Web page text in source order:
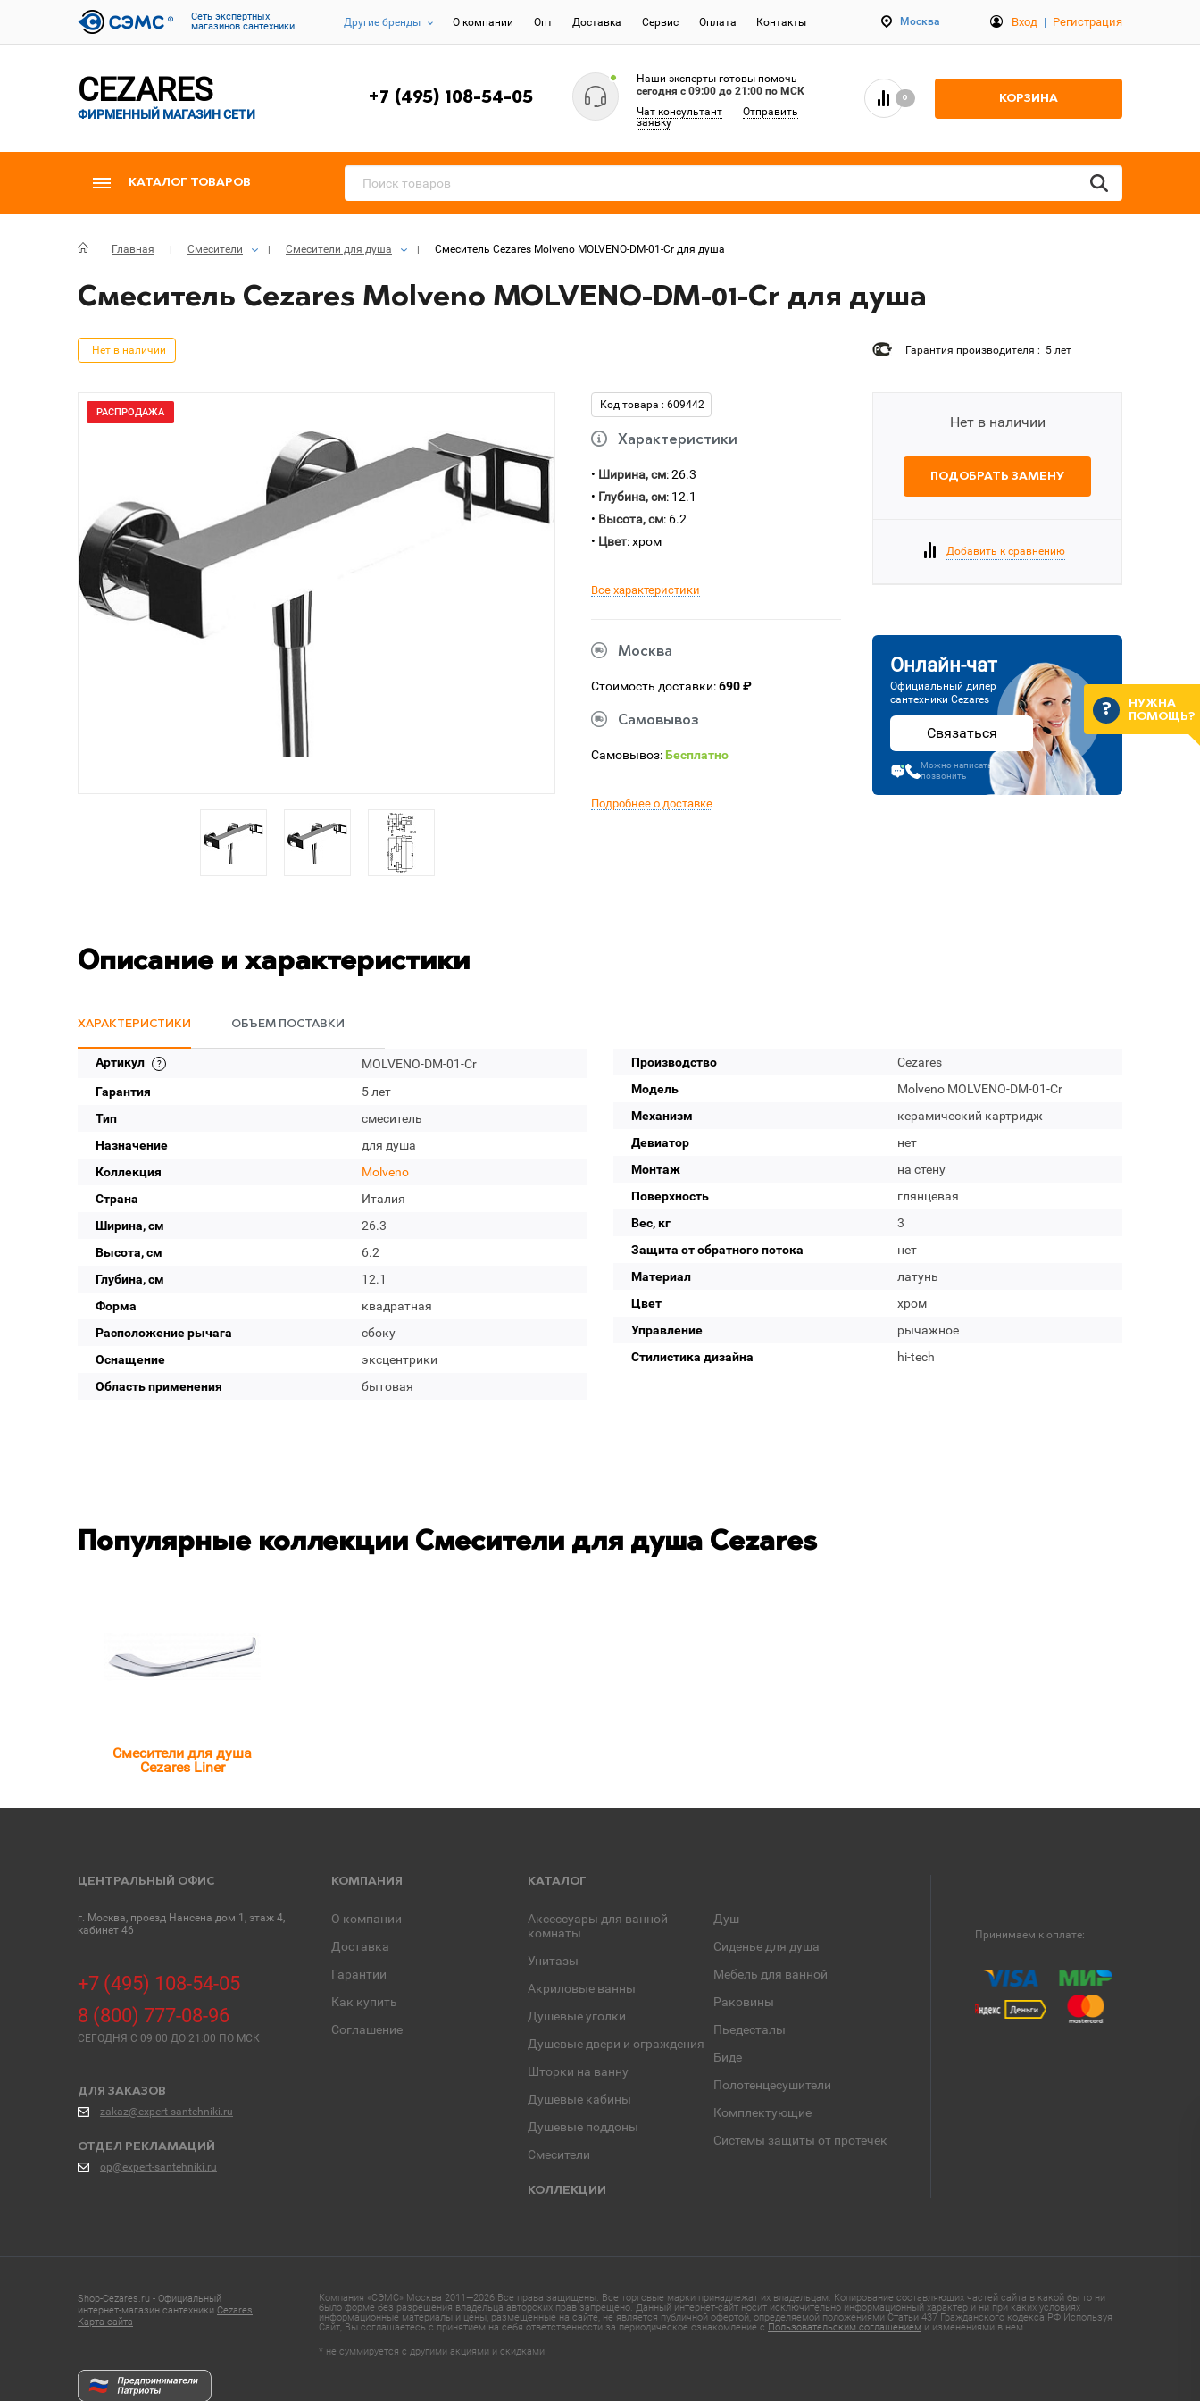
Cеть экспертных
магазинов сантехники
Другие бренды О компании Опт Доставка Сервис Оплата Контакты Москва Вход | Регистрация
CEZARES
ФИРМЕННЫЙ МАГАЗИН СЕТИ
+7 (495) 108-54-05
Наши эксперты готовы помочь
сегодня c 09:00 до 21:00 по МСК
Чат консультант
Отправить
заявку
0 КОРЗИНА
КАТАЛОГ ТОВАРОВ
Главная Смесители Смесители для душа Смеситель Cezares Molveno MOLVENO-DM-01-Cr для душа
Смеситель Cezares Molveno MOLVENO-DM-01-Cr для душа
Нет в наличии Гарантия производителя : 5 лет
РАСПРОДАЖА
Код товара : 609442
Характеристики
• Ширина, см: 26.3
• Глубина, см: 12.1
• Высота, см: 6.2
• Цвет: хром
Все характеристики
Москва
Стоимость доставки:690 ₽
Самовывоз
Самовывоз:Бесплатно
Подробнее о доставке
Нет в наличии
ПОДОБРАТЬ ЗАМЕНУ
Добавить к сравнению
Онлайн-чат
Официальный дилер
сантехники Cezares
Связаться
Можно написать или
позвонить
Описание и характеристики
ХАРАКТЕРИСТИКИ ОБЪЕМ ПОСТАВКИ
Артикул
MOLVENO-DM-01-Cr
Гарантия
5 лет
Тип
смеситель
Назначение
для душа
Коллекция
Molveno
Страна
Италия
Ширина, см
26.3
Высота, см
6.2
Глубина, см
12.1
Форма
квадратная
Расположение рычага
сбоку
Оснащение
эксцентрики
Область применения
бытовая
Производство
Cezares
Модель
Molveno MOLVENO-DM-01-Cr
Механизм
керамический картридж
Девиатор
нет
Монтаж
на стену
Поверхность
глянцевая
Вес, кг
3
Защита от обратного потока
нет
Материал
латунь
Цвет
хром
Управление
рычажное
Стилистика дизайна
hi-tech
Популярные коллекции Смесители для душа Cezares
Смесители для душа
Cezares Liner
ЦЕНТРАЛЬНЫЙ ОФИС
г. Москва, проезд Нансена дом 1, этаж 4,
кабинет 46
+7 (495) 108-54-05
8 (800) 777-08-96
СЕГОДНЯ C 09:00 ДО 21:00 ПО МСК
ДЛЯ ЗАКАЗОВ
zakaz@expert-santehniki.ru
ОТДЕЛ РЕКЛАМАЦИЙ
op@expert-santehniki.ru
КОМПАНИЯ
О компании
Доставка
Гарантии
Как купить
Соглашение
КАТАЛОГ
Аксессуары для ванной
комнаты
Унитазы
Акриловые ванны
Душевые уголки
Душевые двери и ограждения
Шторки на ванну
Душевые кабины
Душевые поддоны
Смесители
Душ
Сиденье для душа
Мебель для ванной
Раковины
Пьедесталы
Биде
Полотенцесушители
Комплектующие
Системы защиты от протечек
КОЛЛЕКЦИИ
Принимаем к оплате:
Shop-Cezares.ru - Официальный
интернет-магазин сантехники Cezares
Карта сайта
Компания «СЭМС» Москва 2011—2026 Все права защищены. Все торговые марки принадлежат их владельцам. Копирование составляющих частей сайта в какой бы то ни
было форме без разрешения владельца авторских прав запрещено. Данный интернет-сайт носит исключительно информационный характер и ни при каких условиях
информационные материалы и цены, размещенные на сайте, не является публичной офертой, определяемой положениями Статьи 437 Гражданского кодекса РФ Используя
Сайт, Вы соглашаетесь с принятием на себя ответственности за периодическое ознакомление с Пользовательским соглашением и изменениями в нем.
* не суммируется с другими акциями и скидками
НУЖНА
ПОМОЩЬ?